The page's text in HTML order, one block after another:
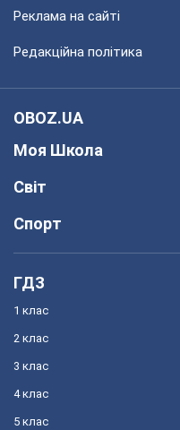
Реклама на сайті
Редакційна політика
OBOZ.UA
Моя Школа
Світ
Спорт
ГДЗ
1 клас
2 клас
3 клас
4 клас
5 клас